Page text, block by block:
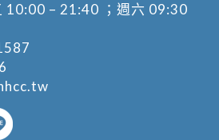
10:00 – 21:40 ；週六 09:30